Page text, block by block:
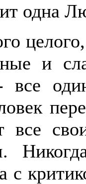
одна
и
все
с